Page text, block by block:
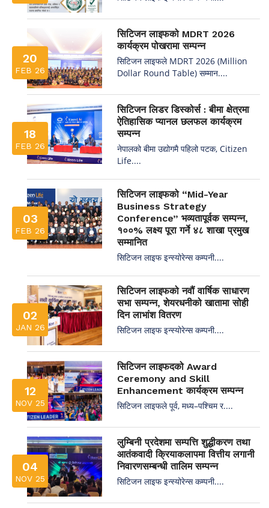
20
FEB 26
सिटिजन लाइफको MDRT 2026
कार्यक्रम पोखरामा सम्पन्न
सिटिजन लाइफले MDRT 2026 (Million
Dollar Round Table) सम्मान....
18
FEB 26
सिटिजन लिडर डिस्कोर्स : बीमा क्षेत्रमा
ऐतिहासिक प्यानल छलफल कार्यक्रम
सम्पन्न
नेपालको बीमा उद्योगमै पहिलो पटक, Citizen
Life....
03
FEB 26
सिटिजन लाइफको “Mid-Year
Business Strategy
Conference” भव्यतापूर्वक सम्पन्न,
१००% लक्ष्य पूरा गर्ने ४८ शाखा प्रमुख
सम्मानित
सिटिजन लाइफ इन्स्योरेन्स कम्पनी....
02
JAN 26
सिटिजन लाइफको नवौं वार्षिक साधारण
सभा सम्पन्न, शेयरधनीको खातामा सोही
दिन लाभांश वितरण
सिटिजन लाइफ इन्स्योरेन्स कम्पनी....
12
NOV 25
सिटिजन लाइफदको Award
Ceremony and Skill
Enhancement कार्यक्रम सम्पन्न
सिटिजन लाइफले पूर्व, मध्य–पश्चिम र....
04
NOV 25
लुम्बिनी प्रदेशमा सम्पत्ति शुद्धीकरण तथा
आतंकवादी क्रियाकलापमा वित्तीय लगानी
निवारणसम्बन्धी तालिम सम्पन्न
सिटिजन लाइफ इन्स्योरेन्स कम्पनी....